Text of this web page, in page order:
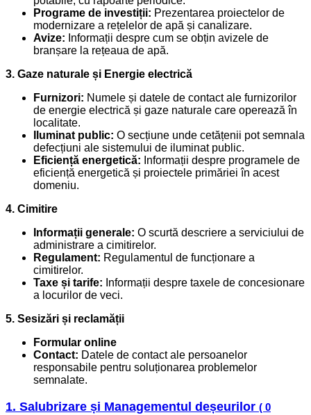
Programe de investiții: Prezentarea proiectelor de
modernizare a rețelelor de apă și canalizare.
Avize: Informații despre cum se obțin avizele de
branșare la rețeaua de apă.
3. Gaze naturale și Energie electrică
Furnizori: Numele și datele de contact ale furnizorilor
de energie electrică și gaze naturale care operează în
localitate.
Iluminat public: O secțiune unde cetățenii pot semnala
defecțiuni ale sistemului de iluminat public.
Eficiență energetică: Informații despre programele de
eficiență energetică și proiectele primăriei în acest
domeniu.
4. Cimitire
Informații generale: O scurtă descriere a serviciului de
administrare a cimitirelor.
Regulament: Regulamentul de funcționare a
cimitirelor.
Taxe și tarife: Informații despre taxele de concesionare
a locurilor de veci.
5. Sesizări și reclamății
Formular online
Contact: Datele de contact ale persoanelor
responsabile pentru soluționarea problemelor
semnalate.
1. Salubrizare și Managementul deșeurilor ( 0